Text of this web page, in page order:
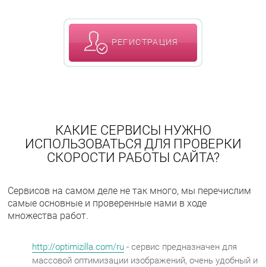
РЕГИСТРАЦИЯ
КАКИЕ СЕРВИСЫ НУЖНО
ИСПОЛЬЗОВАТЬСЯ ДЛЯ ПРОВЕРКИ
СКОРОСТИ РАБОТЫ САЙТА?
Сервисов на самом деле не так много, мы перечислим
самые основные и проверенные нами в ходе
множества работ.
http://optimizilla.com/ru- сервис предназначен для
массовой оптимизации изображений, очень удобный и